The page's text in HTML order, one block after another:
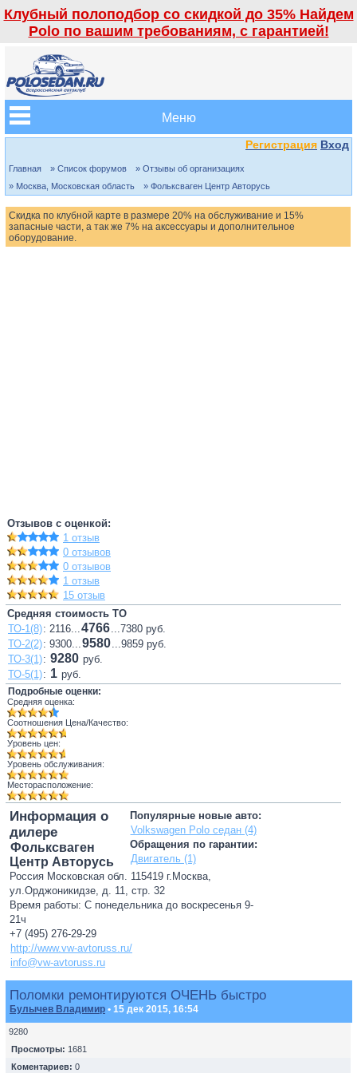
Клубный полоподбор со скидкой до 35% Найдем
Polo по вашим требованиям, с гарантией!
Меню
Регистрация Вход
Главная » Список форумов
» Отзывы об организациях
» Москва, Московская область
» Фольксваген Центр Авторусь
Скидка по клубной карте в размере 20% на обслуживание и 15%
запасные части, а так же 7% на аксессуары и дополнительное
оборудование.
Отзывов с оценкой:
1 отзыв
0 отзывов
0 отзывов
1 отзыв
15 отзыв
Средняя стоимость ТО
ТО-1(8): 2116...4766...7380 руб.
ТО-2(2): 9300...9580...9859 руб.
ТО-3(1): 9280 руб.
ТО-5(1): 1 руб.
Подробные оценки:
Средняя оценка:
Соотношения Цена/Качество:
Уровень цен:
Уровень обслуживания:
Месторасположение:
Популярные новые авто:
Volkswagen Polo седан (4)
Обращения по гарантии:
Двигатель (1)
Информация о
дилере
Фольксваген
Центр Авторусь
Россия Московская обл. 115419 г.Москва,
ул.Орджоникидзе, д. 11, стр. 32
Время работы: С понедельника до воскресенья 9-
21ч
+7 (495) 276-29-29
http://www.vw-avtoruss.ru/
info@vw-avtoruss.ru
Поломки ремонтируются ОЧЕНЬ быстро
Булычев Владимир • 15 дек 2015, 16:54
9280
Просмотры: 1681
Коментариев: 0